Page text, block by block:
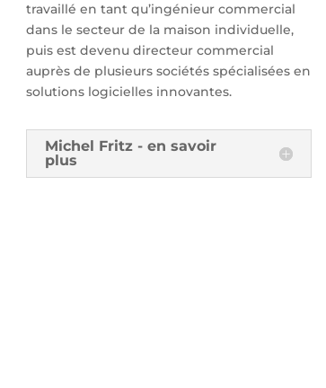
travaillé en tant qu’ingénieur commercial
dans le secteur de la maison individuelle,
puis est devenu directeur commercial
auprès de plusieurs sociétés spécialisées en
solutions logicielles innovantes.
Michel Fritz - en savoir
plus